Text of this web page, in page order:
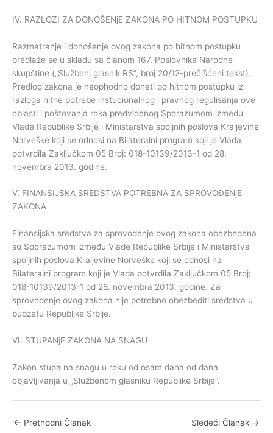
IV. RAZLOZI ZA DONOŠENjE ZAKONA PO HITNOM POSTUPKU
Razmatranje i donošenje ovog zakona po hitnom postupku
predlaže se u skladu sa članom 167. Poslovnika Narodne
skupštine („Službeni glasnik RS”, broj 20/12-prečišćeni tekst).
Predlog zakona je neophodno doneti po hitnom postupku iz
razloga hitne potrebe instucionalnog i pravnog regulisanja ove
oblasti i poštovanja roka predviđenog Sporazumom između
Vlade Republike Srbije i Ministarstva spoljnih poslova Kraljevine
Norveške koji se odnosi na Bilateralni program koji je Vlada
potvrdila Zaključkom 05 Broj: 018-10139/2013-1 od 28.
novembra 2013. godine.
V. FINANSIJSKA SREDSTVA POTREBNA ZA SPROVOĐENjE
ZAKONA
Finansijska sredstva za sprovođenje ovog zakona obezbeđena
su Sporazumom između Vlade Republike Srbije i Ministarstva
spoljnih poslova Kraljevine Norveške koji se odnosi na
Bilateralni program koji je Vlada potvrdila Zaključkom 05 Broj:
018-10139/2013-1 od 28. novembra 2013. godine. Za
sprovođenje ovog zakona nije potrebno obezbediti sredstva u
budzetu Republike Srbije.
VI. STUPANjE ZAKONA NA SNAGU
Zakon stupa na snagu u roku od osam dana od dana
objavljivanja u „Službenom glasniku Republike Srbije“.
← Prethodni Članak Sledeći Članak →